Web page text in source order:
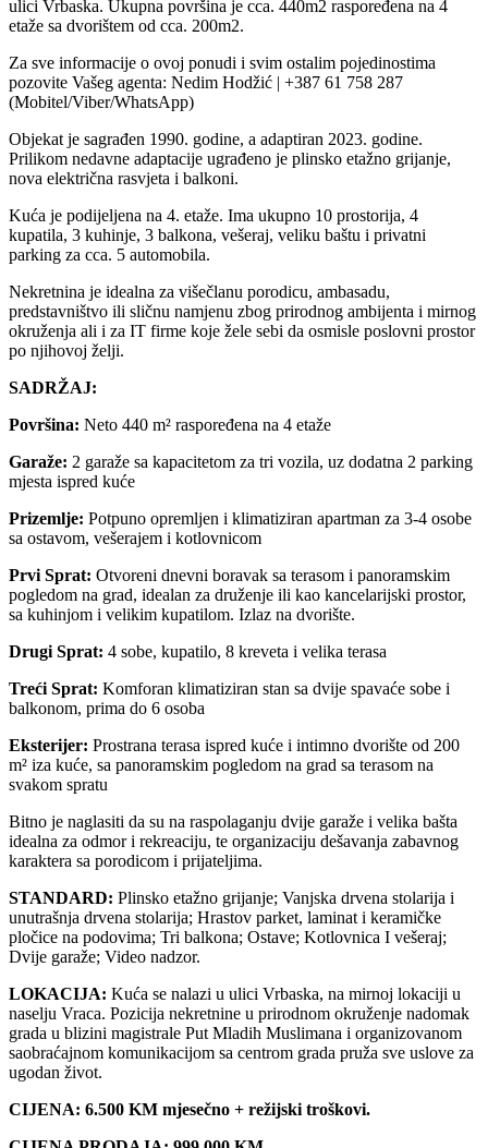
ulici Vrbaska. Ukupna površina je cca. 440m2 raspoređena na 4
etaže sa dvorištem od cca. 200m2.
Za sve informacije o ovoj ponudi i svim ostalim pojedinostima
pozovite Vašeg agenta: Nedim Hodžić | +387 61 758 287
(Mobitel/Viber/WhatsApp)
Objekat je sagrađen 1990. godine, a adaptiran 2023. godine.
Prilikom nedavne adaptacije ugrađeno je plinsko etažno grijanje,
nova električna rasvjeta i balkoni.
Kuća je podijeljena na 4. etaže. Ima ukupno 10 prostorija, 4
kupatila, 3 kuhinje, 3 balkona, vešeraj, veliku baštu i privatni
parking za cca. 5 automobila.
Nekretnina je idealna za višečlanu porodicu, ambasadu,
predstavništvo ili sličnu namjenu zbog prirodnog ambijenta i mirnog
okruženja ali i za IT firme koje žele sebi da osmisle poslovni prostor
po njihovoj želji.
SADRŽAJ:
Površina: Neto 440 m² raspoređena na 4 etaže
Garaže: 2 garaže sa kapacitetom za tri vozila, uz dodatna 2 parking
mjesta ispred kuće
Prizemlje: Potpuno opremljen i klimatiziran apartman za 3-4 osobe
sa ostavom, vešerajem i kotlovnicom
Prvi Sprat: Otvoreni dnevni boravak sa terasom i panoramskim
pogledom na grad, idealan za druženje ili kao kancelarijski prostor,
sa kuhinjom i velikim kupatilom. Izlaz na dvorište.
Drugi Sprat: 4 sobe, kupatilo, 8 kreveta i velika terasa
Treći Sprat: Komforan klimatiziran stan sa dvije spavaće sobe i
balkonom, prima do 6 osoba
Eksterijer: Prostrana terasa ispred kuće i intimno dvorište od 200
m² iza kuće, sa panoramskim pogledom na grad sa terasom na
svakom spratu
Bitno je naglasiti da su na raspolaganju dvije garaže i velika bašta
idealna za odmor i rekreaciju, te organizaciju dešavanja zabavnog
karaktera sa porodicom i prijateljima.
STANDARD: Plinsko etažno grijanje; Vanjska drvena stolarija i
unutrašnja drvena stolarija; Hrastov parket, laminat i keramičke
pločice na podovima; Tri balkona; Ostave; Kotlovnica I vešeraj;
Dvije garaže; Video nadzor.
LOKACIJA: Kuća se nalazi u ulici Vrbaska, na mirnoj lokaciji u
naselju Vraca. Pozicija nekretnine u prirodnom okruženje nadomak
grada u blizini magistrale Put Mladih Muslimana i organizovanom
saobraćajnom komunikacijom sa centrom grada pruža sve uslove za
ugodan život.
CIJENA: 6.500 KM mjesečno + režijski troškovi.